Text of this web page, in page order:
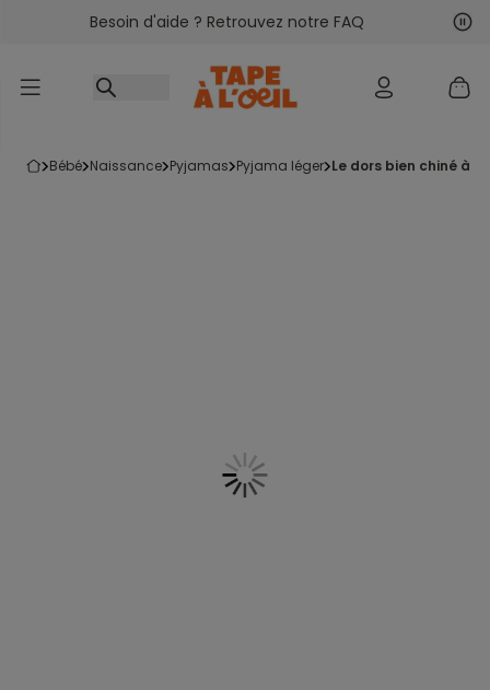
Accéder au contenu
Besoin d'aide ? Retrouvez notre FAQ
bébé naissance pyjamas pyjama léger le dors bien chiné à